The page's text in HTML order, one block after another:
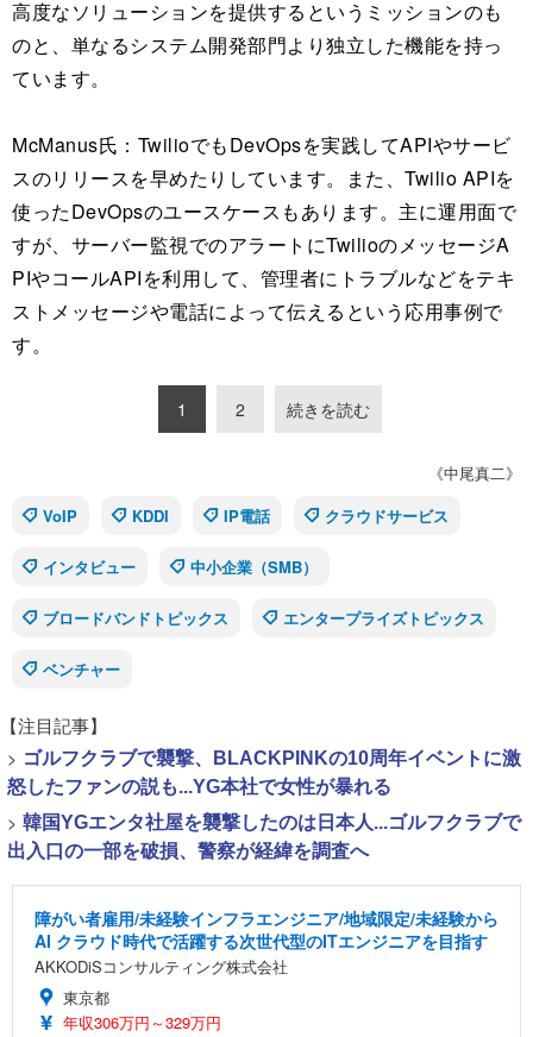
高度なソリューションを提供するというミッションのも
のと、単なるシステム開発部門より独立した機能を持っ
ています。
McManus氏：TwilioでもDevOpsを実践してAPIやサービ
スのリリースを早めたりしています。また、Twilio APIを
使ったDevOpsのユースケースもあります。主に運用面で
すが、サーバー監視でのアラートにTwilioのメッセージA
PIやコールAPIを利用して、管理者にトラブルなどをテキ
ストメッセージや電話によって伝えるという応用事例で
す。
1 2 続きを読む
《中尾真二》
VoIP
KDDI IP電話 クラウドサービス
インタビュー 中小企業（SMB）
ブロードバンドトピックス エンタープライズトピックス
ベンチャー
【注目記事】
> ゴルフクラブで襲撃、BLACKPINKの10周年イベントに激
怒したファンの説も...YG本社で女性が暴れる
> 韓国YGエンタ社屋を襲撃したのは日本人...ゴルフクラブで
出入口の一部を破損、警察が経緯を調査へ
障がい者雇用/未経験インフラエンジニア/地域限定/未経験から
AI クラウド時代で活躍する次世代型のITエンジニアを目指す
AKKODiSコンサルティング株式会社
東京都
年収306万円～329万円